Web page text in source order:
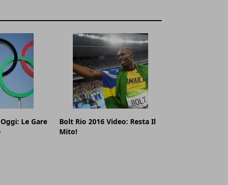
Le Gare
Bolt Rio 2016 Video: Resta Il
Mito!